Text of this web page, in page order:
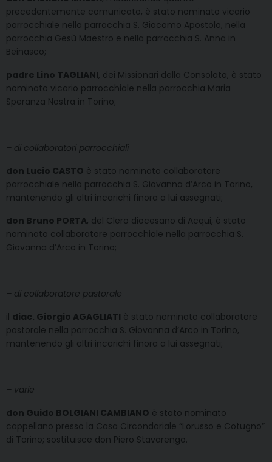
precedentemente comunicato, è stato nominato vicario
parrocchiale nella parrocchia S. Giacomo Apostolo, nella
parrocchia Gesù Maestro e nella parrocchia S. Anna in
Beinasco;
padre Lino TAGLIANI, dei Missionari della Consolata, è stato
nominato vicario parrocchiale nella parrocchia Maria
Speranza Nostra in Torino;
– di collaboratori parrocchiali
don Lucio CASTO è stato nominato collaboratore
parrocchiale nella parrocchia S. Giovanna d’Arco in Torino,
mantenendo gli altri incarichi finora a lui assegnati;
don Bruno PORTA, del Clero diocesano di Acqui, è stato
nominato collaboratore parrocchiale nella parrocchia S.
Giovanna d’Arco in Torino;
– di collaboratore pastorale
il diac. Giorgio AGAGLIATI è stato nominato collaboratore
pastorale nella parrocchia S. Giovanna d’Arco in Torino,
mantenendo gli altri incarichi finora a lui assegnati;
– varie
don Guido BOLGIANI CAMBIANO è stato nominato
cappellano presso la Casa Circondariale “Lorusso e Cotugno”
di Torino; sostituisce don Piero Stavarengo.